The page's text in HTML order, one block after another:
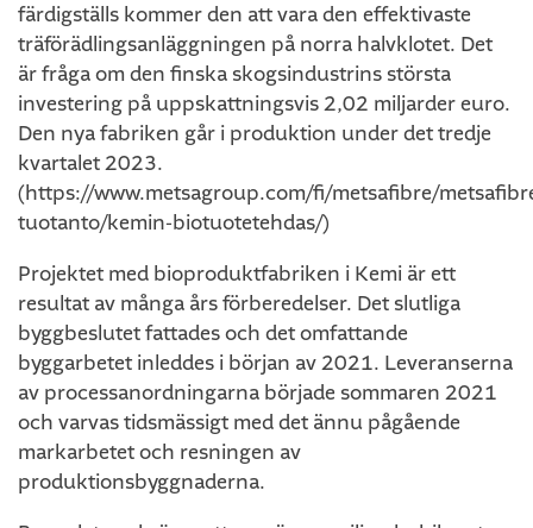
färdigställs kommer den att vara den effektivaste
träförädlingsanläggningen på norra halvklotet. Det
är fråga om den finska skogsindustrins största
investering på uppskattningsvis 2,02 miljarder euro.
Den nya fabriken går i produktion under det tredje
kvartalet 2023.
(https://www.metsagroup.com/fi/metsafibre/
tuotanto/kemin-biotuotetehdas/)
Projektet med bioproduktfabriken i Kemi är ett
resultat av många års förberedelser. Det slutliga
byggbeslutet fattades och det omfattande
byggarbetet inleddes i början av 2021. Leveranserna
av processanordningarna började sommaren 2021
och varvas tidsmässigt med det ännu pågående
markarbetet och resningen av
produktionsbyggnaderna.